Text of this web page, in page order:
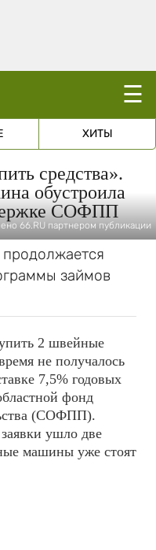
☰
ХИТЫ
средства».
обустроила
СОФПП
66.RU партнером публикации
займов
2 швейные
не получалось
7,5% годовых
фонд
(СОФПП).
ушло две
машины уже стоят